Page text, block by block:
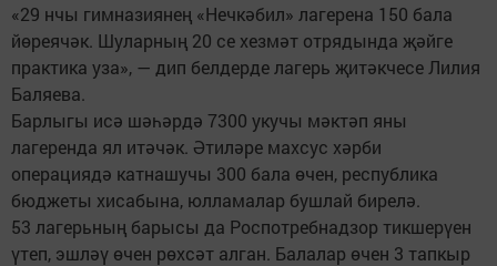
«29 нчы гимназиянең «Нечкәбил» лагерена 150 бала
йөреячәк. Шуларның 20 се хезмәт отрядында җәйге
практика уза», — дип белдерде лагерь җитәкчесе Лилия
Баляева.
Барлыгы исә шәһәрдә 7300 укучы мәктәп яны
лагеренда ял итәчәк. Әтиләре махсус хәрби
операциядә катнашучы 300 бала өчен, республика
бюджеты хисабына, юлламалар бушлай бирелә.
53 лагерьның барысы да Роспотребнадзор тикшерүен
үтеп, эшләү өчен рөхсәт алган. Балалар өчен 3 тапкыр